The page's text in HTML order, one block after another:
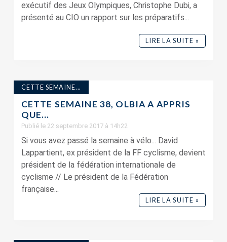
exécutif des Jeux Olympiques, Christophe Dubi, a
présenté au CIO un rapport sur les préparatifs...
LIRE LA SUITE »
CETTE SEMAINE...
CETTE SEMAINE 38, OLBIA A APPRIS
QUE…
Publié le 22 septembre 2017 à 14h22
Si vous avez passé la semaine à vélo... David
Lappartient, ex président de la FF cyclisme, devient
président de la fédération internationale de
cyclisme // Le président de la Fédération
française...
LIRE LA SUITE »